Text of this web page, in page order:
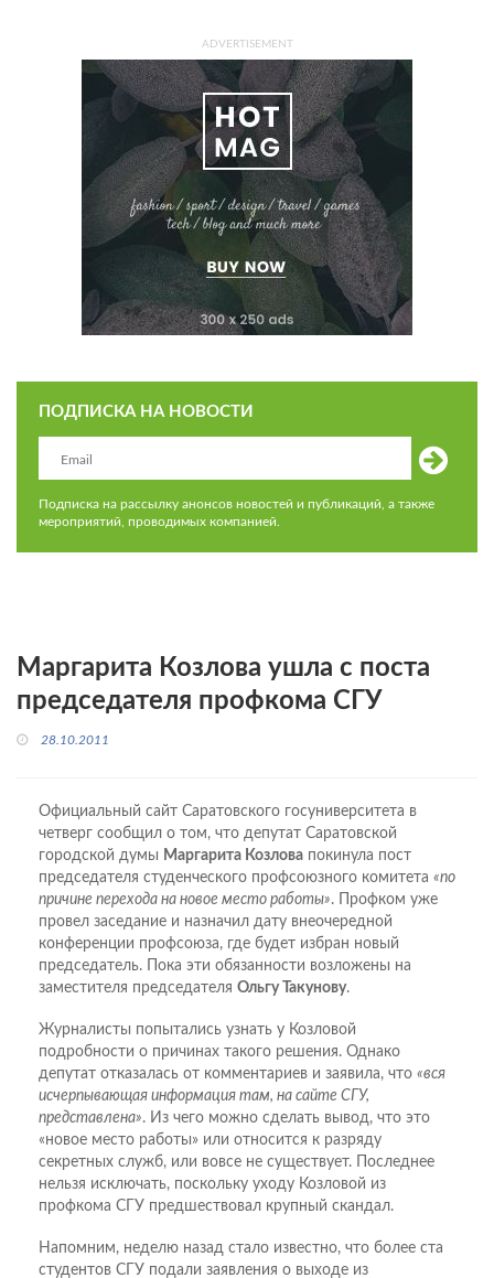
ADVERTISEMENT
ПОДПИСКА НА НОВОСТИ
Подписка на рассылку анонсов новостей и публикаций, а также
мероприятий, проводимых компанией.
Маргарита Козлова ушла с поста
председателя профкома СГУ
28.10.2011
Официальный сайт Саратовского госуниверситета в
четверг сообщил о том, что депутат Саратовской
городской думы Маргарита Козлова покинула пост
председателя студенческого профсоюзного комитета «по
причине перехода на новое место работы». Профком уже
провел заседание и назначил дату внеочередной
конференции профсоюза, где будет избран новый
председатель. Пока эти обязанности возложены на
заместителя председателя Ольгу Такунову.
Журналисты попытались узнать у Козловой
подробности о причинах такого решения. Однако
депутат отказалась от комментариев и заявила, что «вся
исчерпывающая информация там, на сайте СГУ,
представлена». Из чего можно сделать вывод, что это
«новое место работы» или относится к разряду
секретных служб, или вовсе не существует. Последнее
нельзя исключать, поскольку уходу Козловой из
профкома СГУ предшествовал крупный скандал.
Напомним, неделю назад стало известно, что более ста
студентов СГУ подали заявления о выходе из